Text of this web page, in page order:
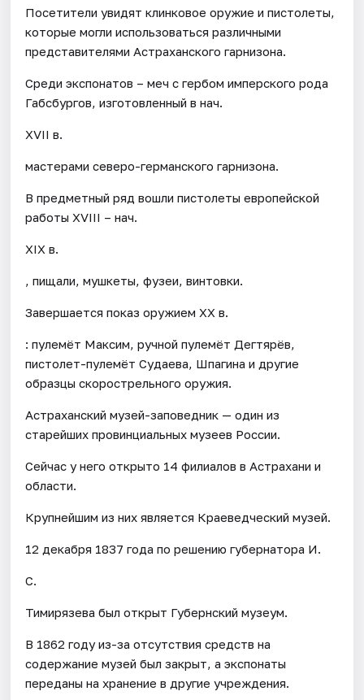
Посетители увидят клинковое оружие и пистолеты,
которые могли использоваться различными
представителями Астраханского гарнизона.
Среди экспонатов – меч с гербом имперского рода
Габсбургов, изготовленный в нач.
XVII в.
мастерами северо-германского гарнизона.
В предметный ряд вошли пистолеты европейской
работы XVIII – нач.
XIX в.
, пищали, мушкеты, фузеи, винтовки.
Завершается показ оружием XX в.
: пулемёт Максим, ручной пулемёт Дегтярёв,
пистолет-пулемёт Судаева, Шпагина и другие
образцы скорострельного оружия.
Астраханский музей-заповедник — один из
старейших провинциальных музеев России.
Сейчас у него открыто 14 филиалов в Астрахани и
области.
Крупнейшим из них является Краеведческий музей.
12 декабря 1837 года по решению губернатора И.
С.
Тимирязева был открыт Губернский музеум.
В 1862 году из-за отсутствия средств на
содержание музей был закрыт, а экспонаты
переданы на хранение в другие учреждения.